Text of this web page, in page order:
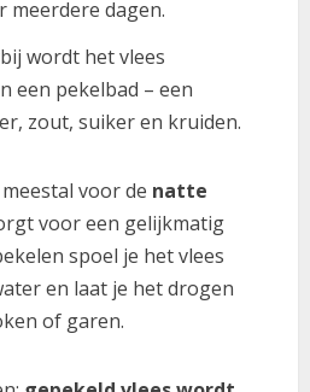
meerdere dagen.
wordt het vlees
een pekelbad – een
zout, suiker en kruiden.
voor de natte
voor een gelijkmatig
spoel je het vlees
en laat je het drogen
of garen.